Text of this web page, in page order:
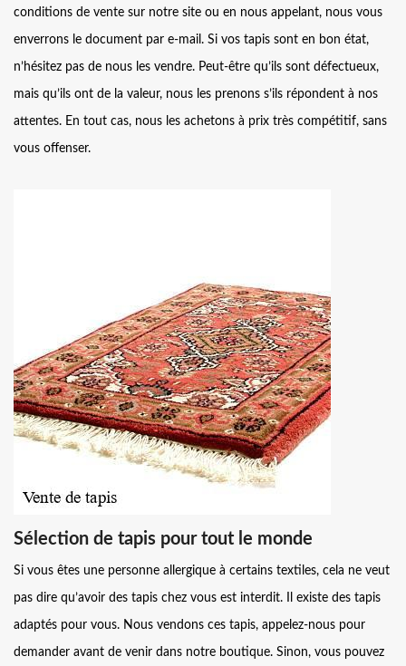
conditions de vente sur notre site ou en nous appelant, nous vous
enverrons le document par e-mail. Si vos tapis sont en bon état,
n’hésitez pas de nous les vendre. Peut-être qu’ils sont défectueux,
mais qu’ils ont de la valeur, nous les prenons s’ils répondent à nos
attentes. En tout cas, nous les achetons à prix très compétitif, sans
vous offenser.
Sélection de tapis pour tout le monde
Si vous êtes une personne allergique à certains textiles, cela ne veut
pas dire qu’avoir des tapis chez vous est interdit. Il existe des tapis
adaptés pour vous. Nous vendons ces tapis, appelez-nous pour
demander avant de venir dans notre boutique. Sinon, vous pouvez